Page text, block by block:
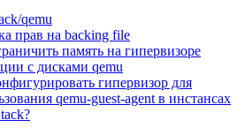
qemu
прав на backing file
память на гипервизоре
с дисками qemu
гипервизор для
qemu-guest-agent в инстансах